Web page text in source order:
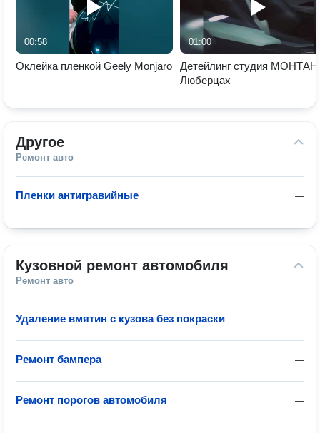
00:58
Оклейка пленкой Geely Monjaro
01:00
Детейлинг студия
Люберцах
Другое
Ремонт авто
—
Пленки антигравийные
Кузовной ремонт автомобиля
Ремонт авто
—
Удаление вмятин с кузова без покраски
—
Ремонт бампера
—
Ремонт порогов автомобиля